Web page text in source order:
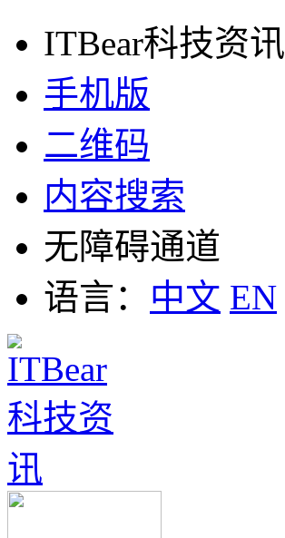
ITBear科技资讯
手机版
二维码
内容搜索
无障碍通道
语言： 中文 EN